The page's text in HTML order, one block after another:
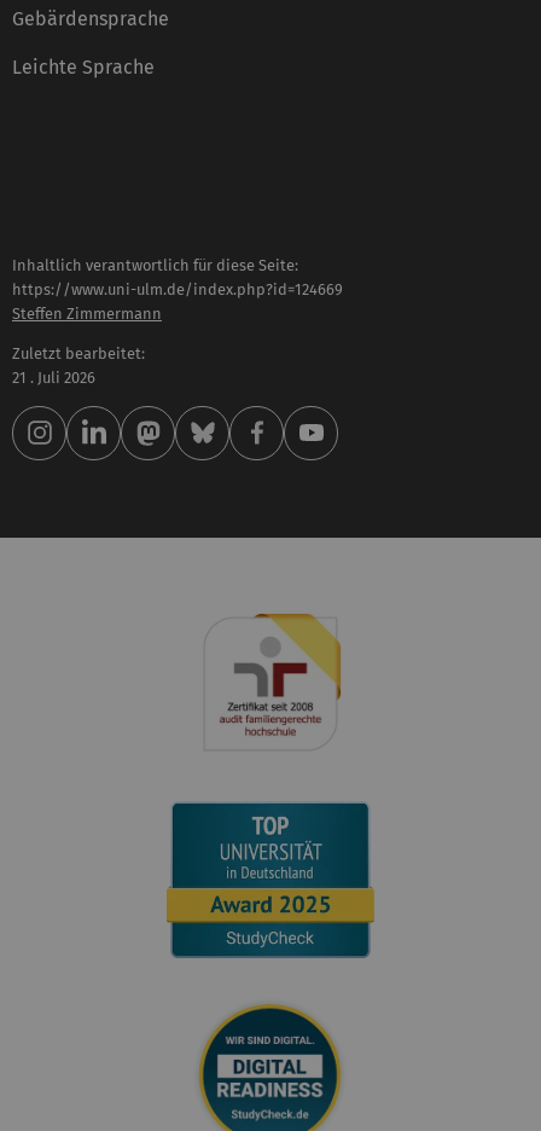
Gebärdensprache
Leichte Sprache
Inhaltlich verantwortlich für diese Seite:
https://www.uni-ulm.de/index.php?id=124669
Steffen Zimmermann
Zuletzt bearbeitet:
21 . Juli 2026